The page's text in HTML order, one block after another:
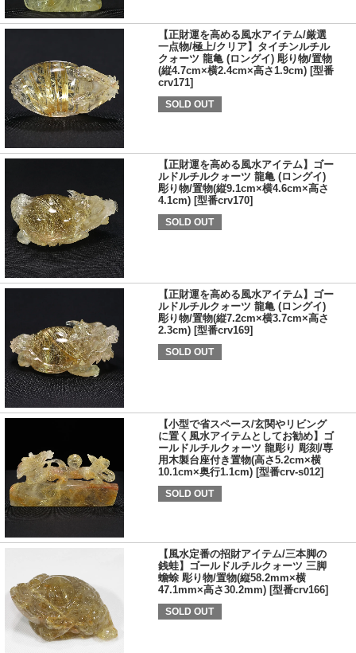
【正財運を高める風水アイテム/厳選
一点物/極上/クリア】タイチンルチル
クォーツ 龍亀 (ロングイ) 彫り物/置物
(縦4.7cm×横2.4cm×高さ1.9cm) [型番
crv171]
SOLD OUT
【正財運を高める風水アイテム】ゴー
ルドルチルクォーツ 龍亀 (ロングイ)
彫り物/置物(縦9.1cm×横4.6cm×高さ
4.1cm) [型番crv170]
SOLD OUT
【正財運を高める風水アイテム】ゴー
ルドルチルクォーツ 龍亀 (ロングイ)
彫り物/置物(縦7.2cm×横3.7cm×高さ
2.3cm) [型番crv169]
SOLD OUT
【小型で省スペース/玄関やリビング
に置く風水アイテムとしてお勧め】ゴ
ールドルチルクォーツ 龍彫り 彫刻/専
用木製台座付き置物(高さ5.2cm×横
10.1cm×奥行1.1cm) [型番crv-s012]
SOLD OUT
【風水定番の招財アイテム/三本脚の
銭蛙】ゴールドルチルクォーツ 三脚
蟾蜍 彫り物/置物(縦58.2mm×横
47.1mm×高さ30.2mm) [型番crv166]
SOLD OUT